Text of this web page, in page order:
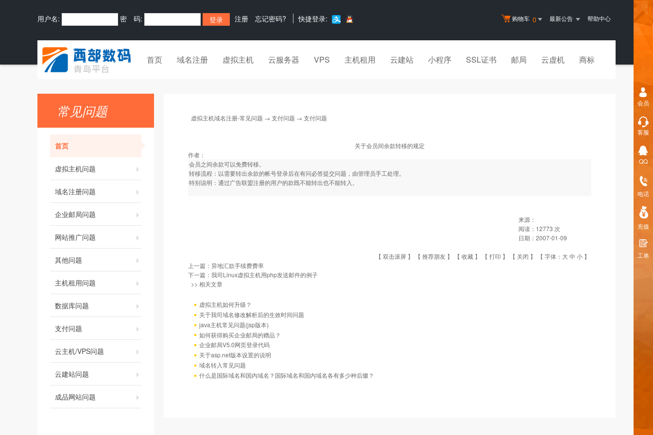
购物车 0 最新公告 帮助中心
用户名: 密 码: 注册 忘记密码? 快捷登录:
首页 域名注册 虚拟主机 云服务器 VPS 主机租用 云建站 小程序 SSL证书 邮局 云虚机 商标
常见问题
首页
虚拟主机问题
域名注册问题
企业邮局问题
网站推广问题
其他问题
主机租用问题
数据库问题
支付问题
云主机/VPS问题
云建站问题
成品网站问题
虚拟主机域名注册-常见问题 → 支付问题 → 支付问题
关于会员间余款转移的规定
作者：
会员之间余款可以免费转移。
转移流程：以需要转出余款的帐号登录后在有问必答提交问题，由管理员手工处理。
特别说明：通过广告联盟注册的用户的款既不能转出也不能转入。
来源：
阅读： 12773 次
日期： 2007-01-09
【 双击滚屏 】 【 推荐朋友 】 【 收藏 】 【 打印 】 【 关闭 】 【 字体： 大中 小 】
上一篇： 异地汇款手续费费率
下一篇： 我司Linux虚拟主机用php发送邮件的例子
>> 相关文章
虚拟主机如何升级？
关于我司域名修改解析后的生效时间问题
java主机常见问题(jsp版本)
如何获得购买企业邮局的赠品？
企业邮局V5.0网页登录代码
关于asp.net版本设置的说明
域名转入常见问题
什么是国际域名和国内域名？国际域名和国内域名各有多少种后缀？
会员
客服
QQ
电话
充值
工单